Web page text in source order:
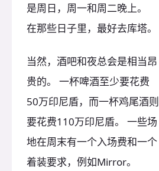
是周日，周一和周二晚上。
在那些日子里，最好去库塔。
当然，酒吧和夜总会是相当昂
贵的。 一杯啤酒至少要花费
50万印尼盾，而一杯鸡尾酒则
要花费110万印尼盾。 一些场
地在周末有一个入场费和一个
着装要求，例如Mirror。